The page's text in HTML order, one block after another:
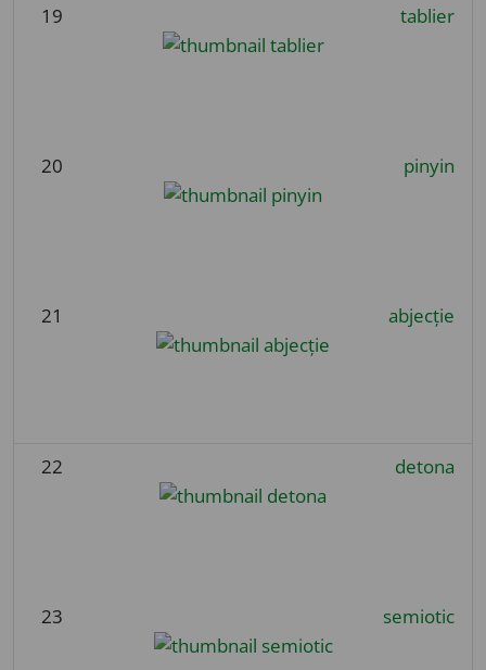
19 tablier
20 pinyin
21 abjecție
22 detona
23 semiotic